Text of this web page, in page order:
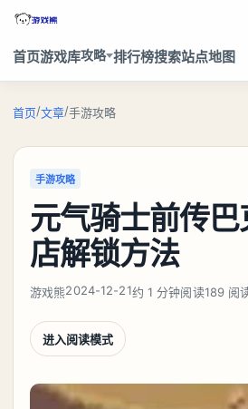
首页游戏库攻略 排行榜搜索站点地图
首页/文章/手游攻略
手游攻略
元气骑士前传
店解锁方法
游戏熊2024-12-21约 1 分钟阅读189 阅
进入阅读模式